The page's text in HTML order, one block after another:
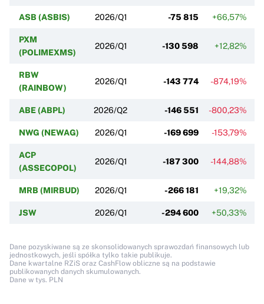
ASB (ASBIS) 2026/Q1 -75 815 +66,57%
PXM
(POLIMEXMS)
2026/Q1 -130 598 +12,82%
RBW
(RAINBOW)
2026/Q1 -143 774 -874,19%
ABE (ABPL) 2026/Q2 -146 551 -800,23%
NWG (NEWAG) 2026/Q1 -169 699 -153,79%
ACP
(ASSECOPOL)
2026/Q1 -187 300 -144,88%
MRB (MIRBUD) 2026/Q1 -266 181 +19,32%
JSW 2026/Q1 -294 600 +50,33%
Dane pozyskiwane są ze skonsolidowanych sprawozdań finansowych lub
jednostkowych, jeśli spółka tylko takie publikuje.
Dane kwartalne RZiS oraz CashFlow obliczne są na podstawie
publikowanych danych skumulowanych.
Dane w tys. PLN